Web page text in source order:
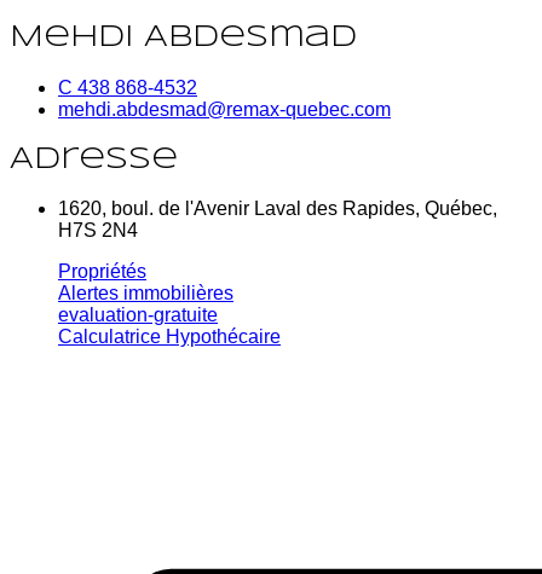
Mehdi Abdesmad
C 438 868-4532
mehdi.abdesmad@remax-quebec.com
Adresse
1620, boul. de l'Avenir Laval des Rapides, Québec,
H7S 2N4
Propriétés
Alertes immobilières
evaluation-gratuite
Calculatrice Hypothécaire